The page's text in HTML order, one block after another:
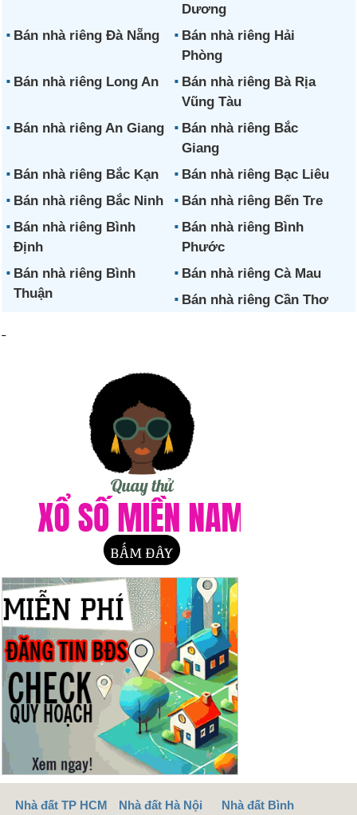
Dương
Bán nhà riêng Đà Nẵng
Bán nhà riêng Hải
Phòng
Bán nhà riêng Long An
Bán nhà riêng Bà Rịa
Vũng Tàu
Bán nhà riêng An Giang
Bán nhà riêng Bắc
Giang
Bán nhà riêng Bắc Kạn
Bán nhà riêng Bạc Liêu
Bán nhà riêng Bắc Ninh
Bán nhà riêng Bến Tre
Bán nhà riêng Bình
Định
Bán nhà riêng Bình
Phước
Bán nhà riêng Bình
Thuận
Bán nhà riêng Cà Mau
Bán nhà riêng Cần Thơ
Nhà đất TP HCM Nhà đất Hà Nội
Nhà đất Bình